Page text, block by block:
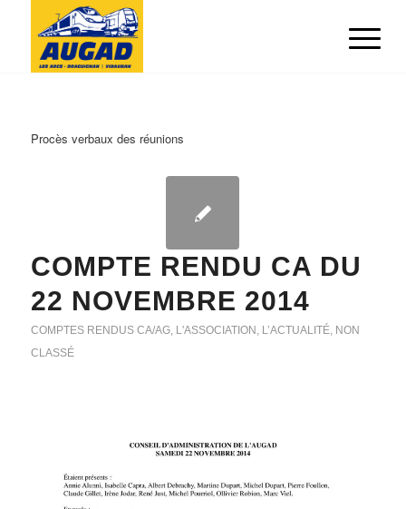
Procès verbaux des réunions
COMPTE RENDU CA DU
22 NOVEMBRE 2014
COMPTES RENDUS CA/AG, L'ASSOCIATION , L’ACTUALITÉ, NON
CLASSÉ